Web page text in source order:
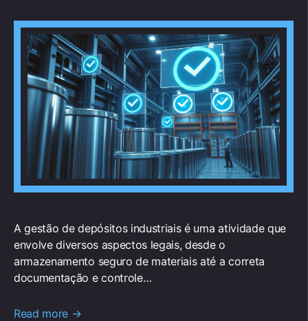
A gestão de depósitos industriais é uma atividade que
envolve diversos aspectos legais, desde o
armazenamento seguro de materiais até a correta
documentação e controle…
Read more →